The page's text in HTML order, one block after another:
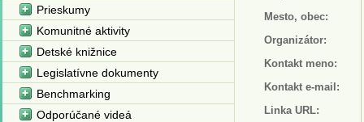
Mesto, obec:
Organizátor:
Kontakt meno:
Kontakt e-mail:
Linka URL:
Prieskumy
Komunitné aktivity
Detské knižnice
Legislatívne dokumenty
Benchmarking
Odporúčané videá